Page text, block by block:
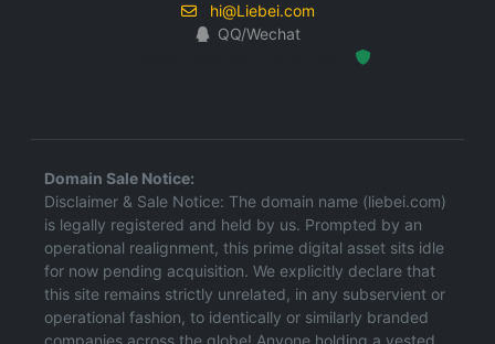
hi@Liebei.com
QQ/Wechat
Domain Sale Notice:
Disclaimer & Sale Notice: The domain name (liebei.com)
is legally registered and held by us. Prompted by an
operational realignment, this prime digital asset sits idle
for now pending acquisition. We explicitly declare that
this site remains strictly unrelated, in any subservient or
operational fashion, to identically or similarly branded
companies across the globe! Anyone holding a vested